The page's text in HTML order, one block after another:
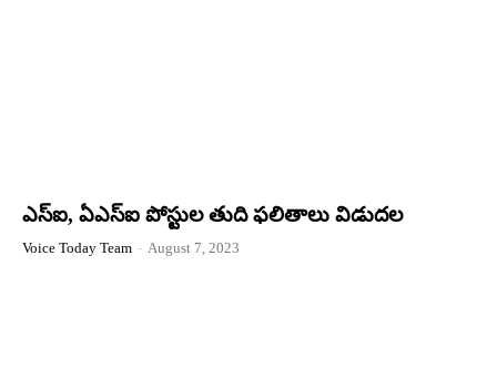
ఎస్‌ఐ, ఏఎస్‌ఐ పోస్టుల తుది ఫలితాలు విడుదల
Voice Today Team - August 7, 2023